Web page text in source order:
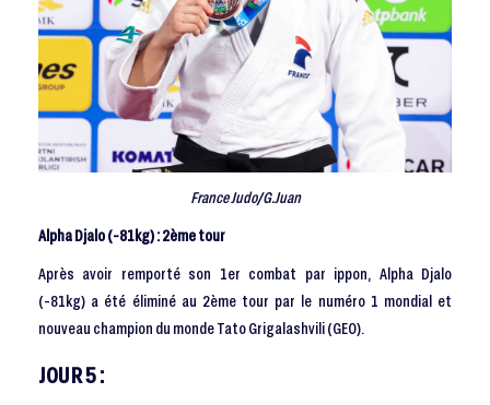
France Judo/G.Juan
Alpha Djalo (-81kg) : 2ème tour
Après avoir remporté son 1er combat par ippon, Alpha Djalo
(-81kg) a été éliminé au 2ème tour par le numéro 1 mondial et
nouveau champion du monde Tato Grigalashvili (GEO).
JOUR 5 :